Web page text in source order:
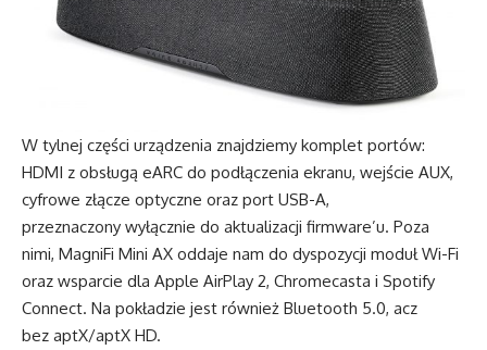
W tylnej części urządzenia znajdziemy komplet portów:
HDMI z obsługą eARC do podłączenia ekranu, wejście AUX,
cyfrowe złącze optyczne oraz port USB-A,
przeznaczony wyłącznie do aktualizacji firmware’u. Poza
nimi, MagniFi Mini AX oddaje nam do dyspozycji moduł Wi-Fi
oraz wsparcie dla Apple AirPlay 2, Chromecasta i Spotify
Connect. Na pokładzie jest również Bluetooth 5.0, acz
bez aptX/aptX HD.